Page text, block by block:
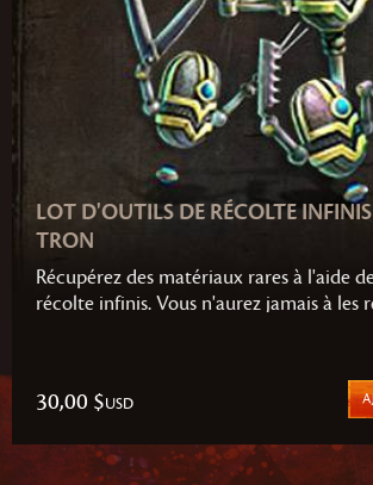
LOT D'OUTILS DE RÉCOLTE
TRON
Récupérez des matériaux rares à l'aide
récolte infinis. Vous n'aurez jamais à les
pourrez récolter tous les types de
plantes), le Bûche-O-Tron (pour tous
le Mine-O-Tron (pour tous types de
30,00 $USD